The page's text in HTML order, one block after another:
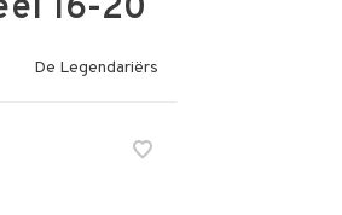
16-20
De Legendariërs